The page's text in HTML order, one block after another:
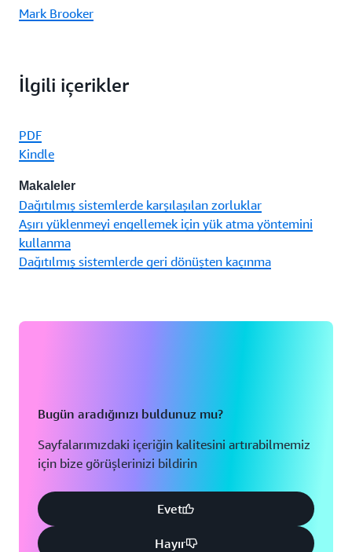
Mark Brooker
İlgili içerikler
PDF
Kindle
Makaleler
Dağıtılmış sistemlerde karşılaşılan zorluklar
Aşırı yüklenmeyi engellemek için yük atma yöntemini
kullanma
Dağıtılmış sistemlerde geri dönüşten kaçınma
Bugün aradığınızı buldunuz mu?
Sayfalarımızdaki içeriğin kalitesini artırabilmemiz
için bize görüşlerinizi bildirin
Evet
Hayır